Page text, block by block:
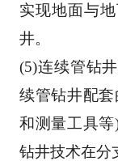
实现地面与
井。
(5)连续管钻
续管钻井配
和测量工具
钻井技术在分